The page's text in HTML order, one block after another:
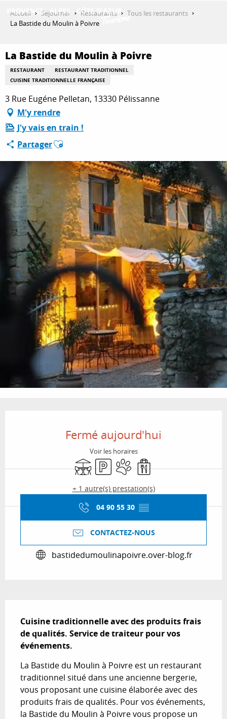
QUE FAIRE ?
SÉJOURNER
ESPACE PRO
Accueil Séjourner Restaurants
Tous les restaurants
La Bastide du Moulin à Poivre
La Bastide du Moulin à Poivre
RESTAURANT
RESTAURANT TRADITIONNEL
CUISINE TRADITIONNELLE FRANÇAISE
3 Rue Eugéne Pelletan, 13330 Pélissanne
M'y rendre
J'y vais en train !
PartagerAjouter aux favoris
Fermé aujourd'hui
Voir les horaires
TerrasseParkingAnimaux acceptés
Vente à emporter
+ 1 autre(s) prestation(s)
04 90 55 30 ▒▒
CONTACTEZ-NOUS
bastidedumoulinapoivre.over-blog.fr
Cuisine traditionnelle avec des produits frais
de qualités. Service de traiteur pour vos
événements.
La Bastide du Moulin à Poivre est un restaurant
traditionnel situé dans une ancienne bergerie,
vous proposant une cuisine élaborée avec des
produits frais de qualités. Pour vos événements,
la Bastide du Moulin à Poivre vous propose un